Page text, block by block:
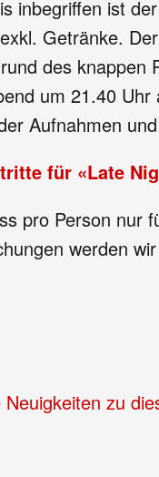
inbegriffen ist
Getränke.
des
um 21.40
Aufnahmen
für «Late
pro Person nur
werden
zu